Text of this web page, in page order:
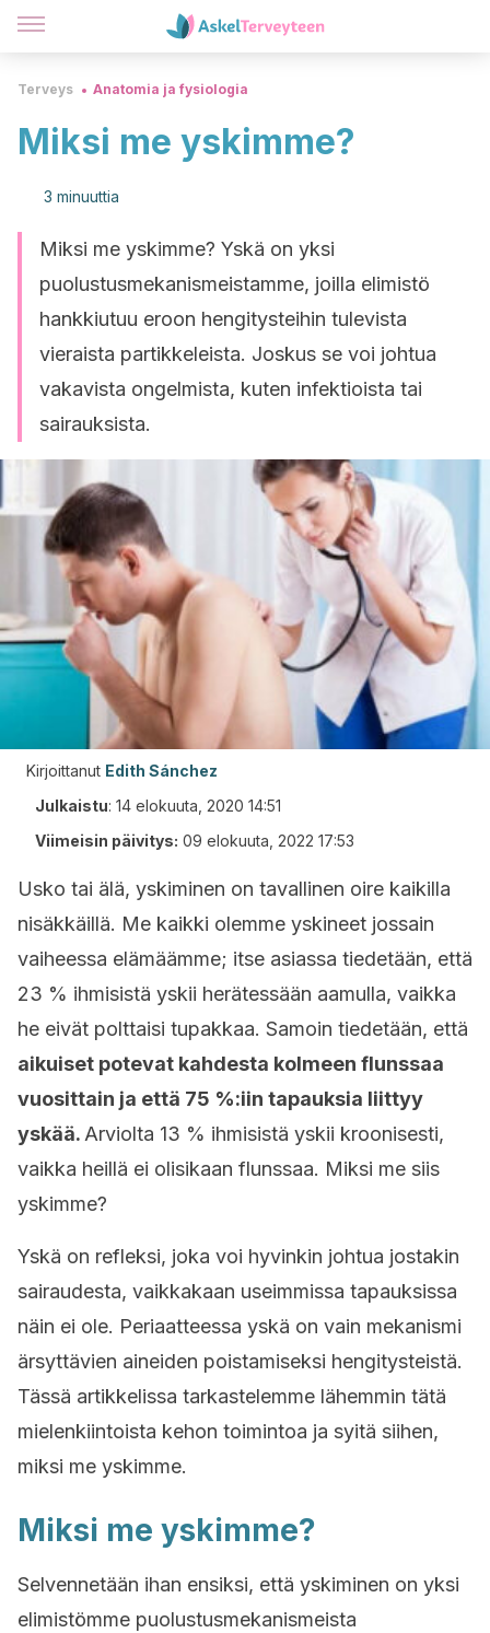
Terveys Anatomia ja fysiologia
Miksi me yskimme?
3 minuuttia
Miksi me yskimme? Yskä on yksi
puolustusmekanismeistamme, joilla elimistö
hankkiutuu eroon hengitysteihin tulevista
vieraista partikkeleista. Joskus se voi johtua
vakavista ongelmista, kuten infektioista tai
sairauksista.
Kirjoittanut Edith Sánchez
Julkaistu: 14 elokuuta, 2020 14:51
Viimeisin päivitys: 09 elokuuta, 2022 17:53
Usko tai älä, yskiminen on tavallinen oire kaikilla
nisäkkäillä. Me kaikki olemme yskineet jossain
vaiheessa elämäämme; itse asiassa tiedetään, että
23 % ihmisistä yskii herätessään aamulla, vaikka
he eivät polttaisi tupakkaa. Samoin tiedetään, että
aikuiset potevat kahdesta kolmeen flunssaa
vuosittain ja että 75 %:iin tapauksia liittyy
yskää. Arviolta 13 % ihmisistä yskii kroonisesti,
vaikka heillä ei olisikaan flunssaa. Miksi me siis
yskimme?
Yskä on refleksi, joka voi hyvinkin johtua jostakin
sairaudesta, vaikkakaan useimmissa tapauksissa
näin ei ole. Periaatteessa yskä on vain mekanismi
ärsyttävien aineiden poistamiseksi hengitysteistä.
Tässä artikkelissa tarkastelemme lähemmin tätä
mielenkiintoista kehon toimintoa ja syitä siihen,
miksi me yskimme.
Miksi me yskimme?
Selvennetään ihan ensiksi, että yskiminen on yksi
elimistömme puolustusmekanismeista